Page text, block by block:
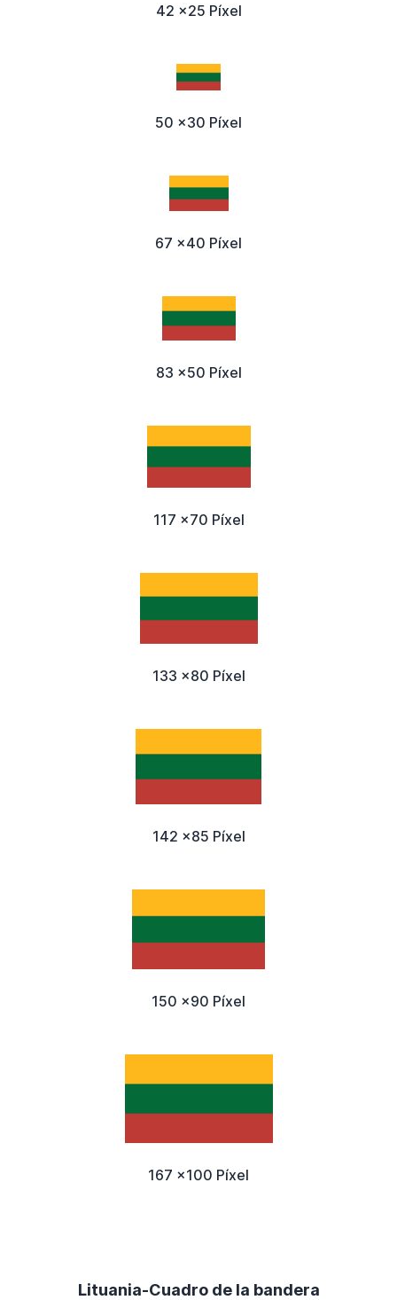
42 x25 Píxel
50 x30 Píxel
67 x40 Píxel
83 x50 Píxel
117 x70 Píxel
133 x80 Píxel
142 x85 Píxel
150 x90 Píxel
167 x100 Píxel
Lituania-Cuadro de la bandera